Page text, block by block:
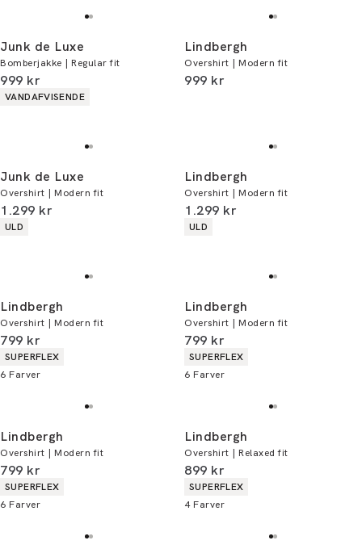
Junk de Luxe
Bomberjakke | Regular fit
I alt (inkl. rabat)
999 kr
Produkt egenskaber
VANDAFVISENDE
Lindbergh
Overshirt | Modern fit
I alt (inkl. rabat)
999 kr
Junk de Luxe
Overshirt | Modern fit
I alt (inkl. rabat)
1.299 kr
Produkt egenskaber
ULD
Lindbergh
Overshirt | Modern fit
I alt (inkl. rabat)
1.299 kr
Produkt egenskaber
ULD
Lindbergh
Overshirt | Modern fit
I alt (inkl. rabat)
799 kr
Produkt egenskaber
SUPERFLEX
6 Farver
Lindbergh
Overshirt | Modern fit
I alt (inkl. rabat)
799 kr
Produkt egenskaber
SUPERFLEX
6 Farver
Lindbergh
Overshirt | Modern fit
I alt (inkl. rabat)
799 kr
Produkt egenskaber
SUPERFLEX
6 Farver
Lindbergh
Overshirt | Relaxed fit
I alt (inkl. rabat)
899 kr
Produkt egenskaber
SUPERFLEX
4 Farver